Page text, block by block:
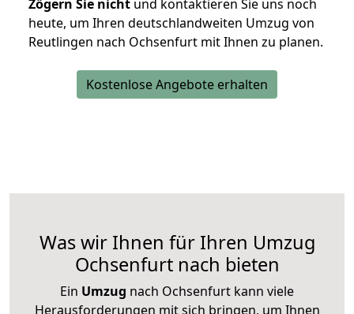
Zögern Sie nicht und kontaktieren Sie uns noch
heute, um Ihren deutschlandweiten Umzug von
Reutlingen nach Ochsenfurt mit Ihnen zu planen.
Kostenlose Angebote erhalten
Was wir Ihnen für Ihren Umzug
Ochsenfurt nach bieten
Ein Umzug nach Ochsenfurt kann viele
Herausforderungen mit sich bringen, um Ihnen